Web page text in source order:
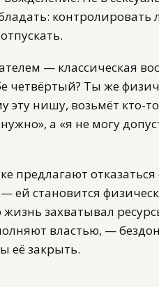
— классическая
четвёртый? Ты же
эту нишу, возьмёт кто-
а «я не могу
предлагают
ей становится
захватывал
властью, —
её закрыть.